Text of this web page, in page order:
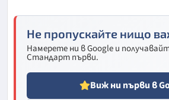
Не пропускайте нищо
Намерете ни в Google и
Стандарт първи.
Виж ни първи в